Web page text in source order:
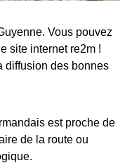
Vous pouvez
site internet re2m !
diffusion des bonnes
est proche de
de la route ou